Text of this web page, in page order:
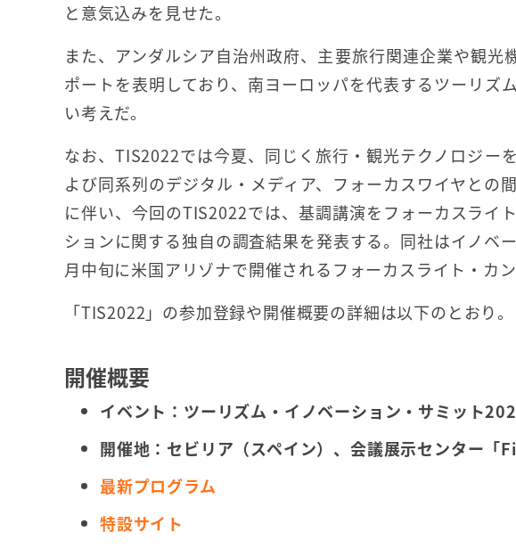
と意気込みを見せた。
また、アンダルシア自治州政府、主要旅行関連企業や観
ポートを表明しており、南ヨーロッパを代表するツーリズ
い考えだ。
なお、TIS2022では今夏、同じく旅行・観光テクノロジー
よび同系列のデジタル・メディア、フォーカスワイヤとの
に伴い、今回のTIS2022では、基調講演をフォーカスライ
ションに関する独自の調査結果を発表する。同社はイノベ
月中旬に米国アリゾナで開催されるフォーカスライト・カ
「TIS2022」の参加登録や開催概要の詳細は以下のとおり。
開催概要
イベント：ツーリズム・イノベーション・サミット
開催地：セビリア（スペイン）、会議展示センター「
最新プログラム
特設サイト